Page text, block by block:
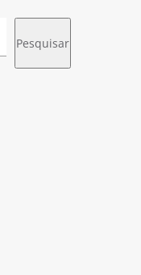
Pesquisar